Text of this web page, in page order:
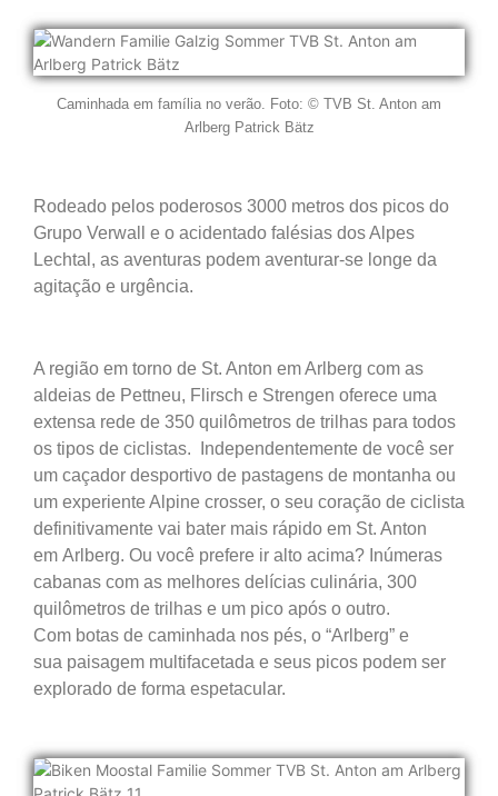
Caminhada em família no verão. Foto: © TVB St. Anton am
Arlberg Patrick Bätz
Rodeado pelos poderosos 3000 metros dos picos do
Grupo Verwall e o acidentado falésias dos Alpes
Lechtal, as aventuras podem aventurar-se longe da
agitação e urgência.
A região em torno de St. Anton em Arlberg com as
aldeias de Pettneu, Flirsch e Strengen oferece uma
extensa rede de 350 quilômetros de trilhas para todos
os tipos de ciclistas. Independentemente de você ser
um caçador desportivo de pastagens de montanha ou
um experiente Alpine crosser, o seu coração de ciclista
definitivamente vai bater mais rápido em St. Anton
em Arlberg. Ou você prefere ir alto acima? Inúmeras
cabanas com as melhores delícias culinária, 300
quilômetros de trilhas e um pico após o outro.
Com botas de caminhada nos pés, o “Arlberg” e
sua paisagem multifacetada e seus picos podem ser
explorado de forma espetacular.